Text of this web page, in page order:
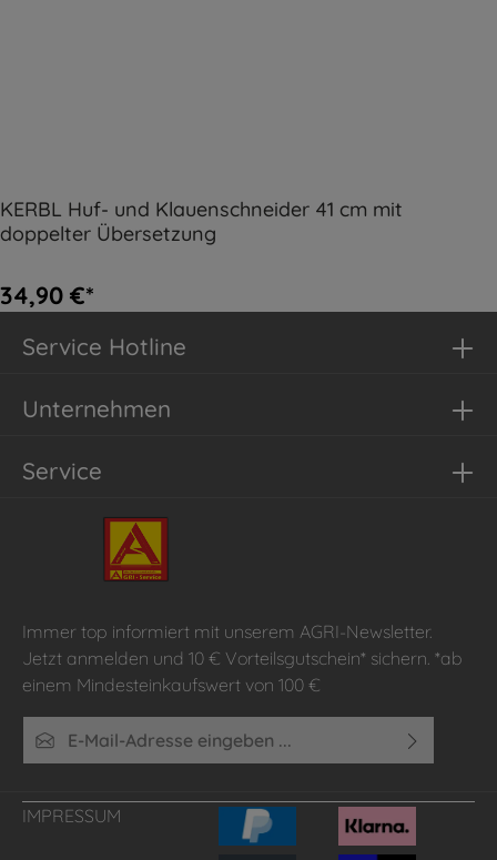
KERBL Huf- und Klauenschneider 41 cm mit
doppelter Übersetzung
34,90 €*
Immer top informiert mit unserem AGRI-Newsletter.
Jetzt anmelden und 10 € Vorteilsgutschein* sichern. *ab
einem Mindesteinkaufswert von 100 €
E-Mail-Adresse*
genommen und dieAGBgelesen und bin mit ihnen
einverstanden.
Service Hotline
Unternehmen
Service
IMPRESSUM